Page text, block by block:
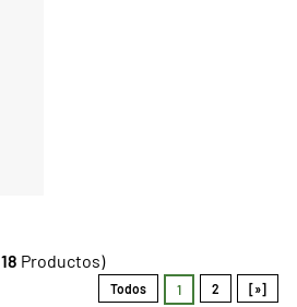
18 Productos)
Todos 1 2 [»]